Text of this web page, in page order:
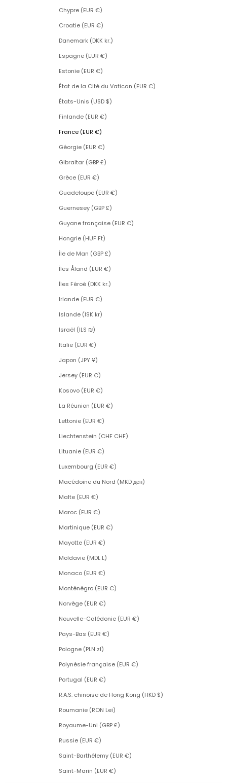
Chypre (EUR €)
Croatie (EUR €)
Danemark (DKK kr.)
Espagne (EUR €)
Estonie (EUR €)
État de la Cité du Vatican (EUR €)
États-Unis (USD $)
Finlande (EUR €)
France (EUR €)
Géorgie (EUR €)
Gibraltar (GBP £)
Grèce (EUR €)
Guadeloupe (EUR €)
Guernesey (GBP £)
Guyane française (EUR €)
Hongrie (HUF Ft)
Île de Man (GBP £)
Îles Åland (EUR €)
Îles Féroé (DKK kr.)
Irlande (EUR €)
Islande (ISK kr)
Israël (ILS ₪)
Italie (EUR €)
Japon (JPY ¥)
Jersey (EUR €)
Kosovo (EUR €)
La Réunion (EUR €)
Lettonie (EUR €)
Liechtenstein (CHF CHF)
Lituanie (EUR €)
Luxembourg (EUR €)
Macédoine du Nord (MKD ден)
Malte (EUR €)
Maroc (EUR €)
Martinique (EUR €)
Mayotte (EUR €)
Moldavie (MDL L)
Monaco (EUR €)
Monténégro (EUR €)
Norvège (EUR €)
Nouvelle-Calédonie (EUR €)
Pays-Bas (EUR €)
Pologne (PLN zł)
Polynésie française (EUR €)
Portugal (EUR €)
R.A.S. chinoise de Hong Kong (HKD $)
Roumanie (RON Lei)
Royaume-Uni (GBP £)
Russie (EUR €)
Saint-Barthélemy (EUR €)
Saint-Marin (EUR €)